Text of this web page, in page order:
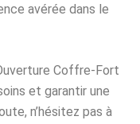
avérée dans le
Coffre-Fort
et garantir une
n’hésitez pas à